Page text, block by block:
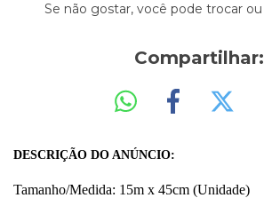
Se não gostar, você pode trocar
Compartilhar:
DESCRIÇÃO DO ANÚNCIO:
Tamanho/Medida: 15m x 45cm (Unidade)